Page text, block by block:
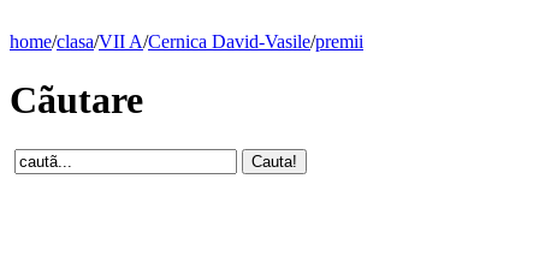
home/clasa/VII A/Cernica David-Vasile/premii
Cãutare